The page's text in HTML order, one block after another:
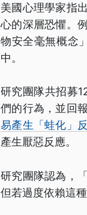
美國心理學家指
心的深層恐懼。
物安全毫無概念
中。
研究團隊共招募
們的行為，並回
易產生「蛙化」
產生厭惡反應。
研究團隊認為，
但若過度依賴這